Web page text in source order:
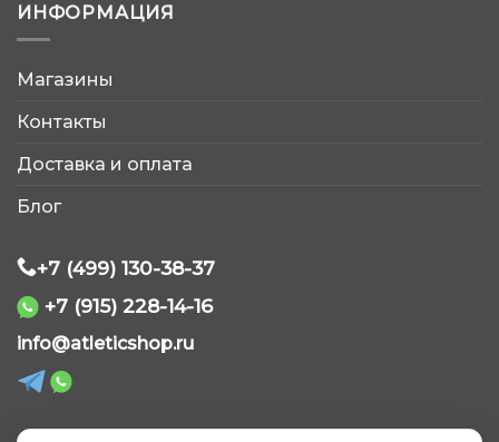
ИНФОРМАЦИЯ
Магазины
Контакты
Доставка и оплата
Блог
+7 (499) 130-38-37
+7 (915) 228-14-16
info@atleticshop.ru